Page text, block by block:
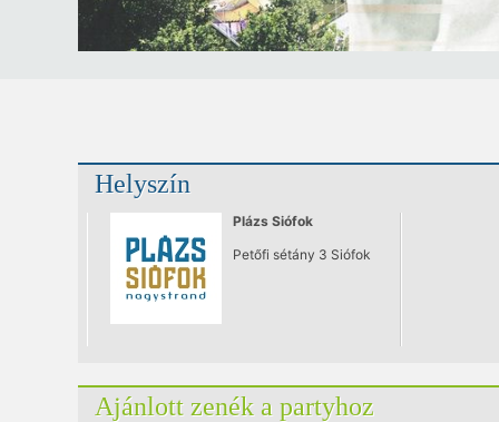
Helyszín
Plázs Siófok
Petőfi sétány 3 Siófok
Ajánlott zenék a partyhoz